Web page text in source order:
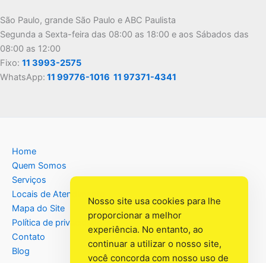
São Paulo, grande São Paulo e ABC Paulista
Segunda a Sexta-feira das 08:00 as 18:00 e aos Sábados das
08:00 as 12:00
Fixo: 11 3993-2575
WhatsApp: 11 99776-1016 11 97371-4341
Home
Quem Somos
Serviços
Locais de Atendimento
Mapa do Site
Política de privacidade
Contato
Blog
Nosso site usa cookies para lhe
proporcionar a melhor
experiência. No entanto, ao
continuar a utilizar o nosso site,
você concorda com nosso uso de